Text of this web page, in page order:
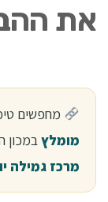
את
מחפשים
מומלץבמכון
מרכז גמילה